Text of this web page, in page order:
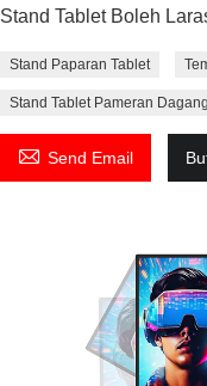
Stand Tablet Boleh
Stand Paparan Tablet
Stand Tablet Pameran
 Send Email